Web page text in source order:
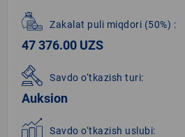
Zakalat puli miqdori (50%) :
47 376.00 UZS
Savdo o‘tkazish turi:
Auksion
Savdo o‘tkazish uslubi: